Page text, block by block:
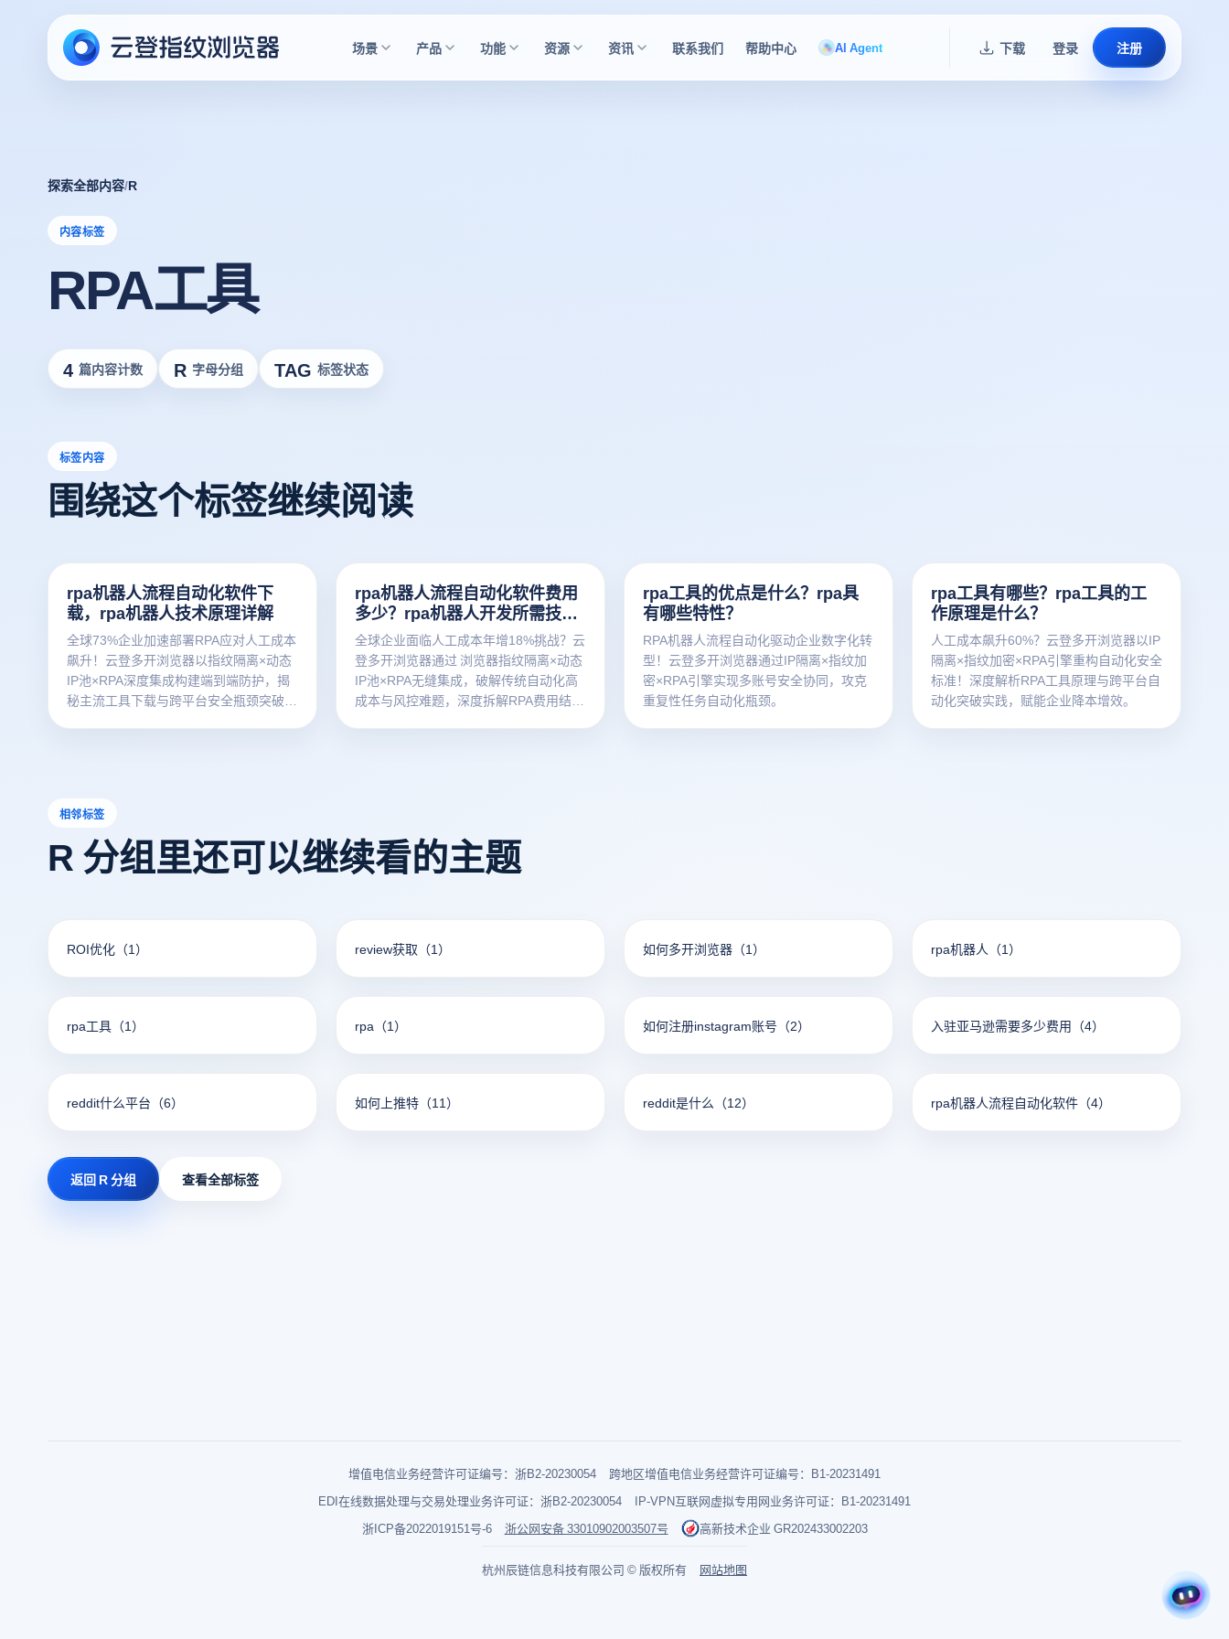
场景 产品 功能 资源 资讯 联系我们 帮助中心 AI Agent 下载 登录 注册
探索全部内容/R
内容标签
RPA工具
4 篇内容计数 R 字母分组 TAG 标签状态
标签内容
围绕这个标签继续阅读
rpa机器人流程自动化软件下
载，rpa机器人技术原理详解
全球73%企业加速部署RPA应对人工成本
飙升！云登多开浏览器以指纹隔离×动态
IP池×RPA深度集成构建端到端防护，揭
秘主流工具下载与跨平台安全瓶颈突破方
rpa机器人流程自动化软件费用
多少？rpa机器人开发所需技术
是什么？
全球企业面临人工成本年增18%挑战？云
登多开浏览器通过 浏览器指纹隔离×动态
IP池×RPA无缝集成，破解传统自动化高
成本与风控难题，深度拆解RPA费用结构
rpa工具的优点是什么？rpa具
有哪些特性？
RPA机器人流程自动化驱动企业数字化转
型！云登多开浏览器通过IP隔离×指纹加
密×RPA引擎实现多账号安全协同，攻克
重复性任务自动化瓶颈。
rpa工具有哪些？rpa工具的工
作原理是什么？
人工成本飙升60%？云登多开浏览器以IP
隔离×指纹加密×RPA引擎重构自动化安全
标准！深度解析RPA工具原理与跨平台自
动化突破实践，赋能企业降本增效。
相邻标签
R 分组里还可以继续看的主题
ROI优化 （1） review获取 （1） 如何多开浏览器 （1） rpa机器人 （1）
rpa工具 （1） rpa （1） 如何注册instagram账号 （2） 入驻亚马逊需要多少费用 （4）
reddit什么平台 （6） 如何上推特 （11） reddit是什么 （12） rpa机器人流程自动化软件 （4）
返回 R 分组 查看全部标签
增值电信业务经营许可证编号：浙B2-20230054
跨地区增值电信业务经营许可证编号：B1-20231491
EDI在线数据处理与交易处理业务许可证：浙B2-20230054
IP-VPN互联网虚拟专用网业务许可证：B1-20231491
浙ICP备2022019151号-6
浙公网安备 33010902003507号 高新技术企业 GR202433002203
杭州辰链信息科技有限公司 © 版权所有 网站地图